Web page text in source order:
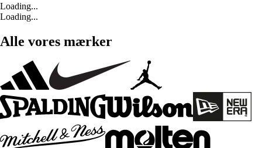
Loading...
Loading...
Alle vores mærker